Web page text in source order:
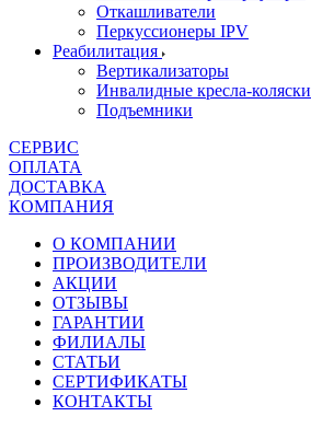
Откашливатели
Перкуссионеры IPV
Реабилитация
Вертикализаторы
Инвалидные кресла-коляски
Подъемники
СЕРВИС
ОПЛАТА
ДОСТАВКА
КОМПАНИЯ
О КОМПАНИИ
ПРОИЗВОДИТЕЛИ
АКЦИИ
ОТЗЫВЫ
ГАРАНТИИ
ФИЛИАЛЫ
СТАТЬИ
СЕРТИФИКАТЫ
КОНТАКТЫ